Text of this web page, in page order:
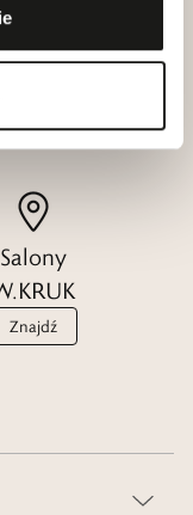
Zobacz
Salony
Znajdź